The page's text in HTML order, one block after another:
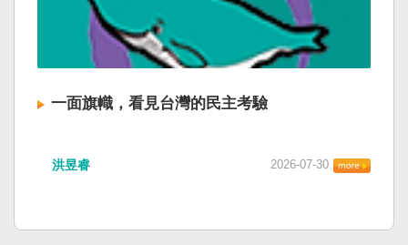
一面旗幟，看見台灣的民主考驗
洪昱睿 2026-07-30